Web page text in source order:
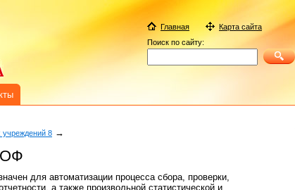
Главная
Карта сайта
Поиск по сайту:
8 →
для автоматизации процесса сбора, проверки,
а также произвольной статистической и